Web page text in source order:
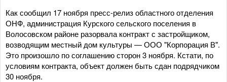
Как сообщил 17 ноября пресс-релиз областного отделения
ОНФ, администрация Курского сельского поселения в
Волосовском районе разорвала контракт с застройщиком,
возводящим местный дом культуры — ООО "Корпорация В".
Это произошло по соглашению сторон 3 ноября. Кстати, по
условиям контракта, объект должен быть сдан подрядчиком
30 ноября.